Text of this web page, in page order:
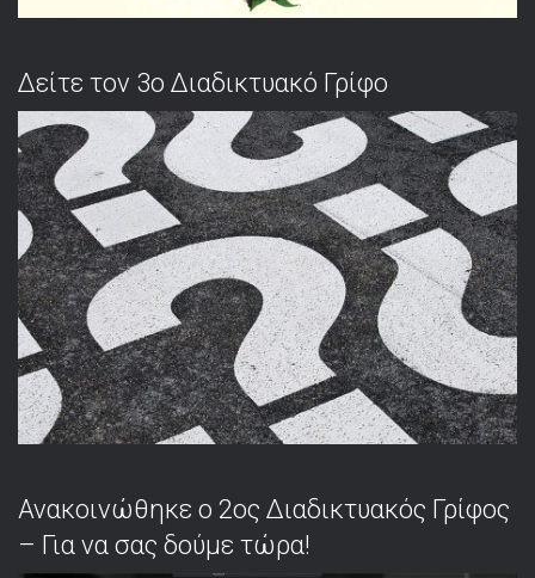
Δείτε τον 3ο Διαδικτυακό Γρίφο
Ανακοινώθηκε ο 2ος Διαδικτυακός Γρίφος
– Για να σας δούμε τώρα!